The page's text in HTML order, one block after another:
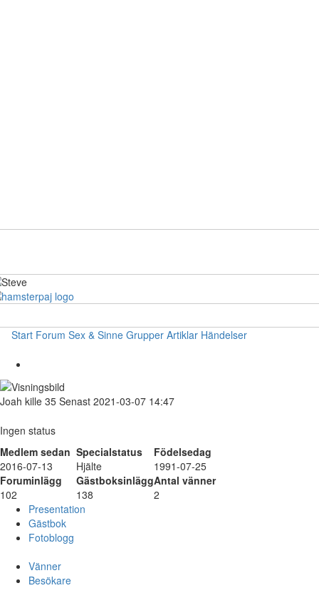
Start Forum Sex & Sinne Grupper Artiklar Händelser
Joah kille 35 Senast 2021-03-07 14:47
Ingen status
Medlem sedan Specialstatus
Födelsedag
2016-07-13
Hjälte
1991-07-25
Foruminlägg
GästboksinläggAntal vänner
102
138
2
Presentation
Gästbok
Fotoblogg
Vänner
Besökare